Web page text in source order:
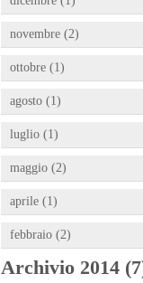
novembre (2)
ottobre (1)
agosto (1)
luglio (1)
maggio (2)
aprile (1)
febbraio (2)
Archivio 2014